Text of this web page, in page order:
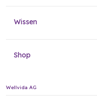
Wissen
Shop
Wellvida AG